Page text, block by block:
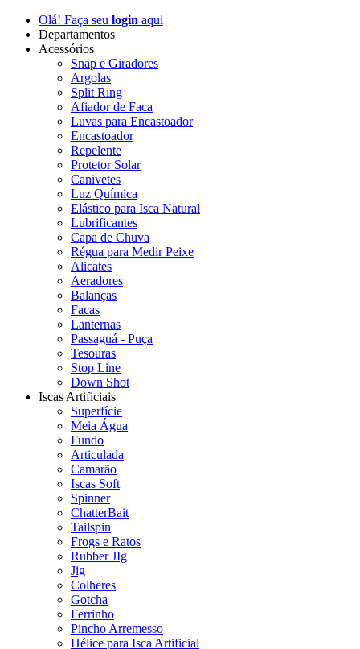
Olá! Faça seu login aqui
Departamentos
Acessórios
Snap e Giradores
Argolas
Split Ring
Afiador de Faca
Luvas para Encastoador
Encastoador
Repelente
Protetor Solar
Canivetes
Luz Química
Elástico para Isca Natural
Lubrificantes
Capa de Chuva
Régua para Medir Peixe
Alicates
Aeradores
Balanças
Facas
Lanternas
Passaguá - Puça
Tesouras
Stop Line
Down Shot
Iscas Artificiais
Superfície
Meia Água
Fundo
Articulada
Camarão
Iscas Soft
Spinner
ChatterBait
Tailspin
Frogs e Ratos
Rubber JIg
Jig
Colheres
Gotcha
Ferrinho
Pincho Arremesso
Hélice para Isca Artificial